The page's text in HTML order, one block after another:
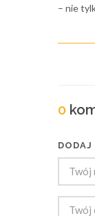
– nie
0
DODAJ